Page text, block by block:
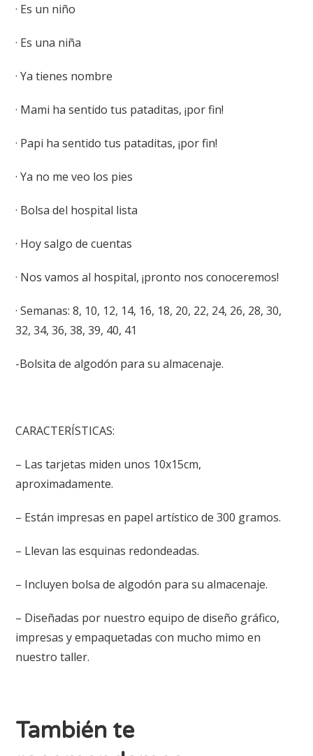
· Es un niño
· Es una niña
· Ya tienes nombre
· Mami ha sentido tus pataditas, ¡por fin!
· Papi ha sentido tus pataditas, ¡por fin!
· Ya no me veo los pies
· Bolsa del hospital lista
· Hoy salgo de cuentas
· Nos vamos al hospital, ¡pronto nos conoceremos!
· Semanas: 8, 10, 12, 14, 16, 18, 20, 22, 24, 26, 28, 30,
32, 34, 36, 38, 39, 40, 41
-Bolsita de algodón para su almacenaje.
CARACTERÍSTICAS:
– Las tarjetas miden unos 10x15cm,
aproximadamente.
– Están impresas en papel artístico de 300 gramos.
– Llevan las esquinas redondeadas.
– Incluyen bolsa de algodón para su almacenaje.
– Diseñadas por nuestro equipo de diseño gráfico,
impresas y empaquetadas con mucho mimo en
nuestro taller.
También te